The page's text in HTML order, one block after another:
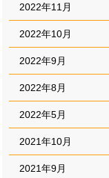
2022年11月
2022年10月
2022年9月
2022年8月
2022年5月
2021年10月
2021年9月